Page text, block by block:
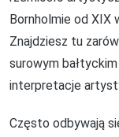
Bornholmie od XIX
Znajdziesz tu
surowym
interpretacje
Często odbywają